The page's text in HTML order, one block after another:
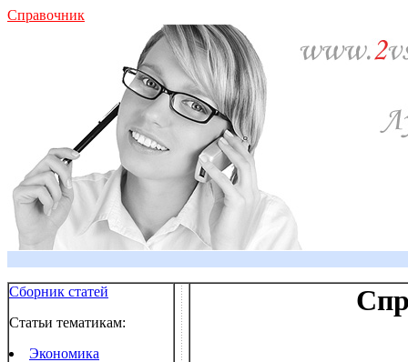
Справочник
Сборник статей
Статьи тематикам:
Экономика